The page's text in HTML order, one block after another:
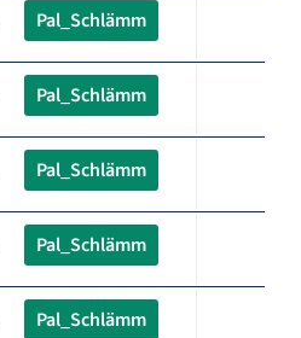
Pal_Schlämm
Pal_Schlämm
Pal_Schlämm
Pal_Schlämm
Pal_Schlämm